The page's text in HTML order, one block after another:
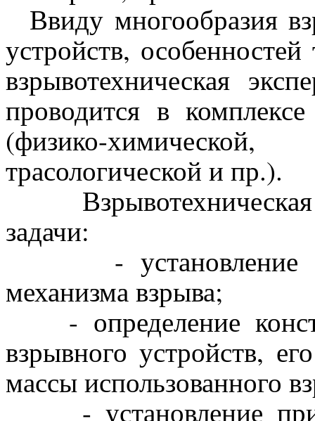
Ввиду многообразия
устройств,
взрывотехническая
проводится в
(физико-
трасологической и пр.).
Взрывотехническая
задачи:
- установление
механизма взрыва;
- определение
взрывного устройств,
массы использованного
- установление